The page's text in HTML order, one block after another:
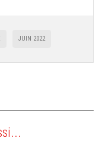
JUIN 2022